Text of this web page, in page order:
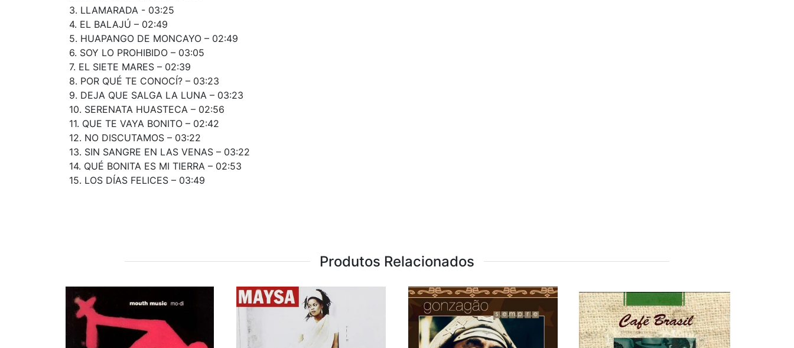
3. LLAMARADA - 03:25
4. EL BALAJÚ – 02:49
5. HUAPANGO DE MONCAYO – 02:49
6. SOY LO PROHIBIDO – 03:05
7. EL SIETE MARES – 02:39
8. POR QUÉ TE CONOCÍ? – 03:23
9. DEJA QUE SALGA LA LUNA – 03:23
10. SERENATA HUASTECA – 02:56
11. QUE TE VAYA BONITO – 02:42
12. NO DISCUTAMOS – 03:22
13. SIN SANGRE EN LAS VENAS – 03:22
14. QUÉ BONITA ES MI TIERRA – 02:53
15. LOS DÍAS FELICES – 03:49
Produtos Relacionados